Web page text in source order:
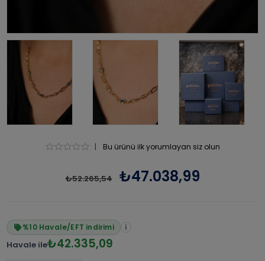
| Bu ürünü ilk yorumlayan siz olun
₺52.265,54 ₺47.038,99
%10 Havale/EFT indirimi i
Havale ile₺42.335,09